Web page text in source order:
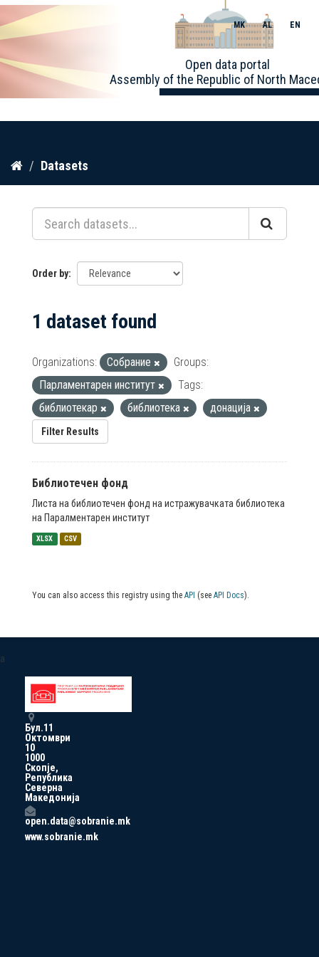
Skip
content
Open data portal
Assembly of the Republic of North
MK AL EN
Datasets
Order by
1 dataset found
Organizations: Собрание
Groups:
Парламентарен институт
Tags:
библиотекар
библиотека донација
Filter Results
Библиотечен фонд
Листа на библиотечен фонд на истражувачката библиотека
на Паралментарен институт
XLSX CSV
You can also access this registry using the API (see API Docs).
a
Бул.11
Октомври
10
1000
Скопје,
Република
Северна
Македонија
open.data@sobranie.mk
www.sobranie.mk